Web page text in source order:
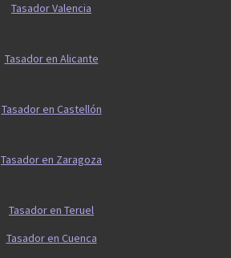
Tasador Valencia
Tasador en Alicante
Tasador en Castellón
Tasador en Zaragoza
Tasador en Teruel
Tasador en Cuenca